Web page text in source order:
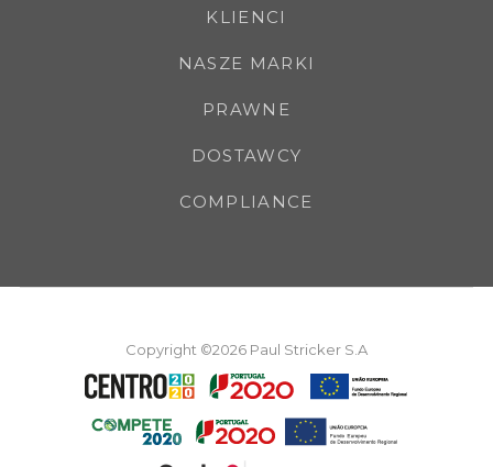
KLIENCI
NASZE MARKI
PRAWNE
DOSTAWCY
COMPLIANCE
Copyright ©2026 Paul Stricker S.A